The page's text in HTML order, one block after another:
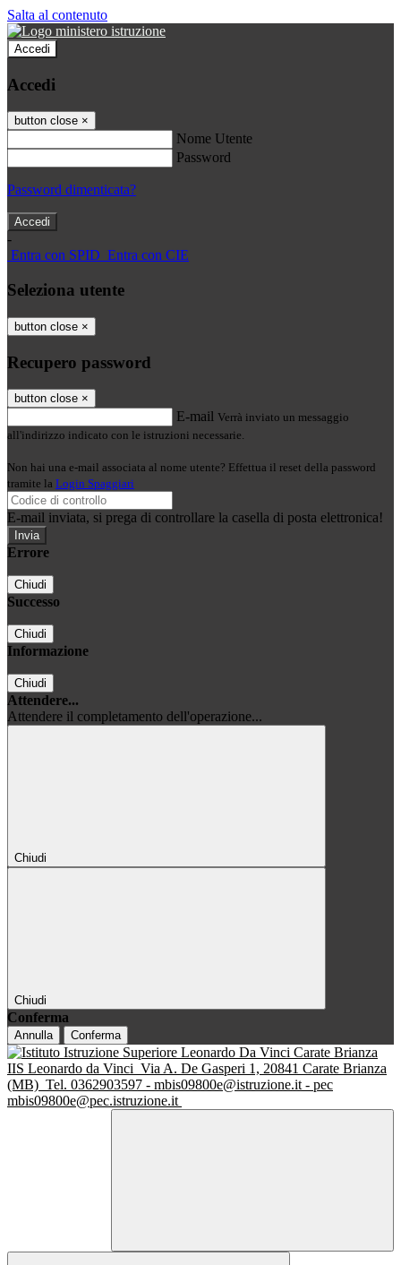
Salta al contenuto
Accedi
Accedi
button close ×
Nome Utente
Password
Password dimenticata?
-
Entra con SPID Entra con CIE
Seleziona utente
button close ×
Recupero password
button close ×
E-mail Verrà inviato un messaggio
all'indirizzo indicato con le istruzioni necessarie.
Non hai una e-mail associata al nome utente? Effettua il reset della password
tramite la Login Spaggiari
E-mail inviata, si prega di controllare la casella di posta elettronica!
Errore
Chiudi
Successo
Chiudi
Informazione
Chiudi
Attendere...
Attendere il completamento dell'operazione...
Chiudi
Chiudi
Conferma
Annulla Conferma
IIS Leonardo da Vinci Via A. De Gasperi 1, 20841 Carate Brianza
(MB) Tel. 0362903597 - mbis09800e@istruzione.it - pec
mbis09800e@pec.istruzione.it